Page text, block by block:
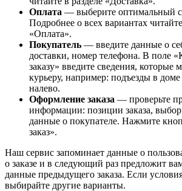
Оплата — выберите оптимальный
Подробнее о всех вариантах
«Оплата».
Покупатель — введите данные о
доставки, номер телефона. В поле
заказу» введите сведения, которые
курьеру, например: подъезды в доме
налево.
Оформление заказа — проверьте
информации: позиции заказа,
данные о покупателе. Нажмите
заказ».
Наш сервис запоминает данные о
о заказе и в следующий раз предложит
данные предыдущего заказа. Если
выбирайте другие варианты.